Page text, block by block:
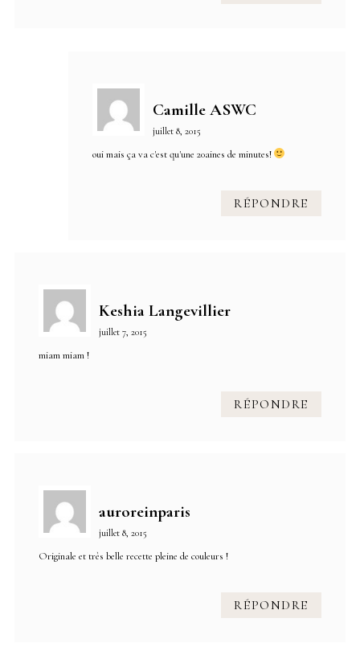
Camille ASWC
juillet 8, 2015
oui mais ça va c'est qu'une 20aines de minutes!
RÉPONDRE
Keshia Langevillier
juillet 7, 2015
miam miam !
RÉPONDRE
auroreinparis
juillet 8, 2015
Originale et très belle recette pleine de couleurs !
RÉPONDRE